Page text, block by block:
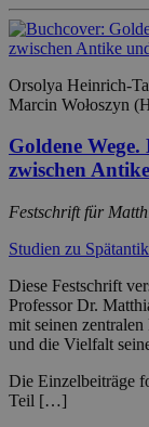
Orsolya Heinrich-
Marcin Wołoszyn
Goldene
zwischen
Festschrift für
Studien zu
Diese Festschrift
Professor Dr.
mit seinen zentralen
und die Vielfalt
Die Einzelbeiträge
Teil […]